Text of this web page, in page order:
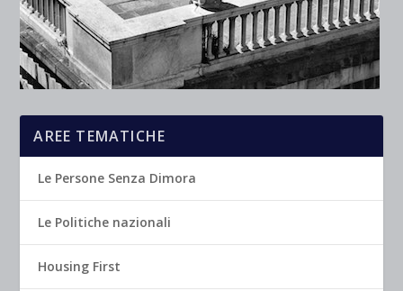
AREE TEMATICHE
Le Persone Senza Dimora
Le Politiche nazionali
Housing First